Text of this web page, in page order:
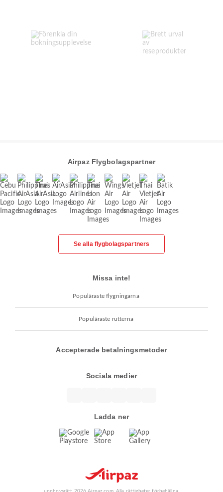
Airpaz Flygbolagspartner
Se alla flygbolagspartners
Missa inte!
Populäraste flygningarna
Populäraste rutterna
Accepterade betalningsmetoder
Sociala medier
Ladda ner
upphovsrätt 2026 Airpaz.com. Alla rättigheter förbehållna.